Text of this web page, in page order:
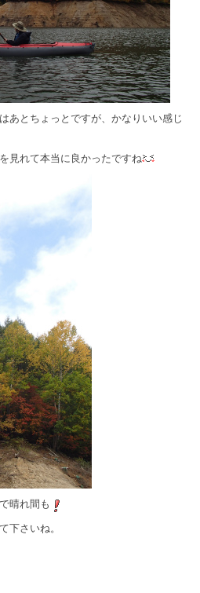
あとちょっとですが、かなりいい感じ
見れて本当に良かったですね
晴れ間も
下さいね。